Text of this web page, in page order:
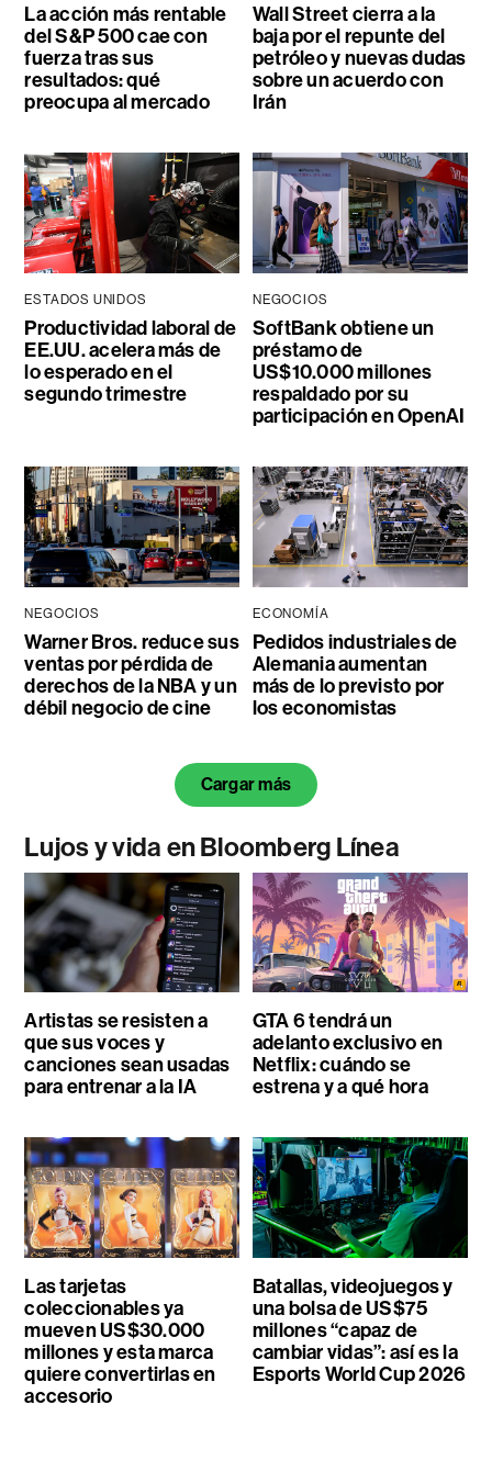
La acción más rentable
del S&P 500 cae con
fuerza tras sus
resultados: qué
preocupa al mercado
Wall Street cierra a la
baja por el repunte del
petróleo y nuevas dudas
sobre un acuerdo con
Irán
ESTADOS UNIDOS
Productividad laboral de
EE.UU. acelera más de
lo esperado en el
segundo trimestre
NEGOCIOS
SoftBank obtiene un
préstamo de
US$10.000 millones
respaldado por su
participación en OpenAI
NEGOCIOS
Warner Bros. reduce sus
ventas por pérdida de
derechos de la NBA y un
débil negocio de cine
ECONOMÍA
Pedidos industriales de
Alemania aumentan
más de lo previsto por
los economistas
Cargar más
Lujos y vida en Bloomberg Línea
Artistas se resisten a
que sus voces y
canciones sean usadas
para entrenar a la IA
GTA 6 tendrá un
adelanto exclusivo en
Netflix: cuándo se
estrena y a qué hora
Las tarjetas
coleccionables ya
mueven US$30.000
millones y esta marca
quiere convertirlas en
accesorio
Batallas, videojuegos y
una bolsa de US$75
millones “capaz de
cambiar vidas”: así es la
Esports World Cup 2026